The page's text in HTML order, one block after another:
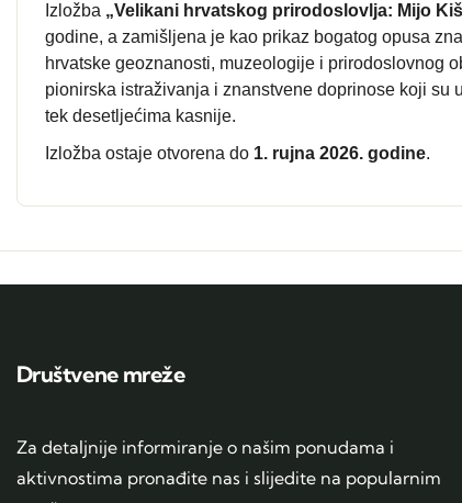
Izložba „Velikani hrvatskog prirodoslovlja: Mijo
godine, a zamišljena je kao prikaz bogatog opusa
hrvatske geoznanosti, muzeologije i prirodoslovnog
pionirska istraživanja i znanstvene doprinose koji su
tek desetljećima kasnije.
Izložba ostaje otvorena do 1. rujna 2026. godine.
Društvene mreže
Za detaljnije informiranje o našim ponudama i
aktivnostima pronađite nas i slijedite na popularnim